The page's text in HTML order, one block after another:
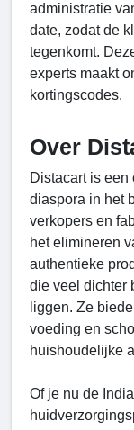
administratie
date, zodat de
tegenkomt.
experts maakt
kortingscodes.
Over
Distacart is
diaspora in het
verkopers en
het elimineren
authentieke
die veel dichter
liggen. Ze
voeding en
huishoudelijke
Of je nu de